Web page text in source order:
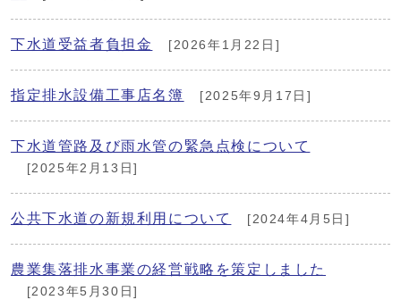
下水道受益者負担金 [2026年1月22日]
指定排水設備工事店名簿 [2025年9月17日]
下水道管路及び雨水管の緊急点検について
[2025年2月13日]
公共下水道の新規利用について [2024年4月5日]
農業集落排水事業の経営戦略を策定しました
[2023年5月30日]